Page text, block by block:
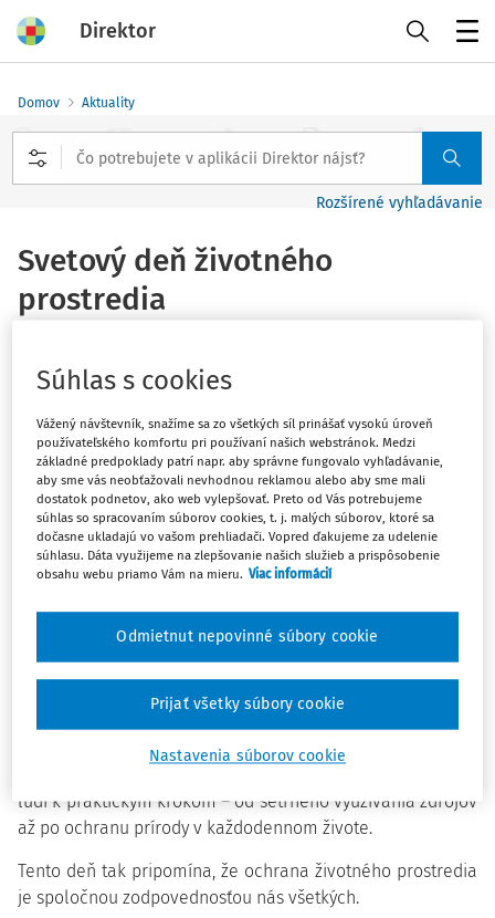
Direktor
Domov Aktuality
Rozšírené vyhľadávanie
Svetový deň životného
prostredia
každoročne pripomíname 5. júna, upozorňuje na
nevyhnutnosť aktívneho prístupu k ochrane klímy,
prírody a našej budúcnosti.
Slovenská agentúra životného prostredia zdôrazňuje, že
riešenie environmentálnych problémov si vyžaduje
najväčšie výzvy patria klimatická kríza, strata biodiverzity a
nadmerné využívanie prírodných zdrojov, ktoré majú
priamy dopad na kvalitu života.
osveta, ktoré pomáhajú zvyšovať povedomie verejnosti a
ľudí k praktickým krokom – od šetrného využívania zdrojov
až po ochranu prírody v každodennom živote.
Tento deň tak pripomína, že ochrana životného prostredia
je spoločnou zodpovednosťou nás všetkých.
Súhlas s cookies
Vážený návštevník, snažíme sa zo všetkých síl prinášať vysokú úroveň
používateľského komfortu pri používaní našich webstránok. Medzi
základné predpoklady patrí napr. aby správne fungovalo vyhľadávanie,
aby sme vás neobťažovali nevhodnou reklamou alebo aby sme mali
dostatok podnetov, ako web vylepšovať. Preto od Vás potrebujeme
súhlas so spracovaním súborov cookies, t. j. malých súborov, ktoré sa
dočasne ukladajú vo vašom prehliadači. Vopred ďakujeme za udelenie
súhlasu. Dáta využijeme na zlepšovanie našich služieb a prispôsobenie
obsahu webu priamo Vám na mieru. Viac informácií
Nastavenia súborov cookie
Odmietnut nepovinné súbory cookie
Prijať všetky súbory cookie